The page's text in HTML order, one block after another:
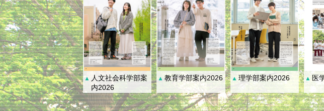
▲ 人文社会科学部案
内2026
▲ 教育学部案内2026 ▲ 理学部案内2026 ▲ 医